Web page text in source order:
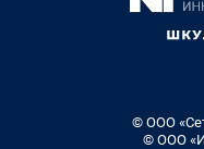
© ООО
© ООО